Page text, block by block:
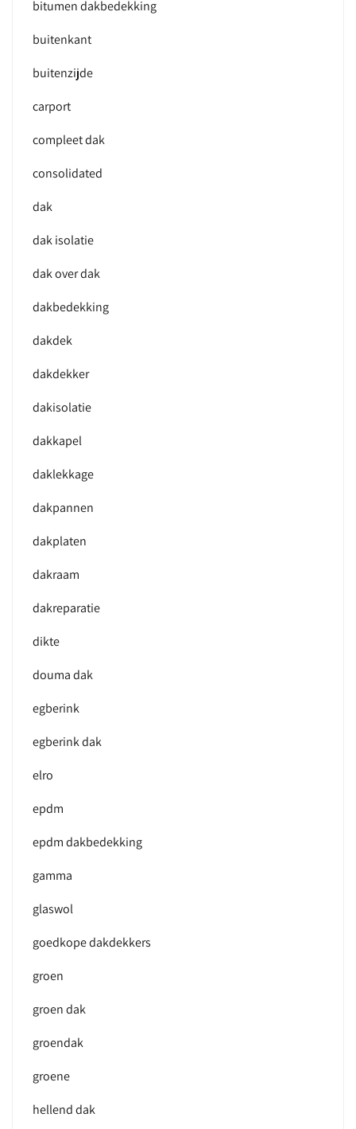
bitumen dakbedekking
buitenkant
buitenzijde
carport
compleet dak
consolidated
dak
dak isolatie
dak over dak
dakbedekking
dakdek
dakdekker
dakisolatie
dakkapel
daklekkage
dakpannen
dakplaten
dakraam
dakreparatie
dikte
douma dak
egberink
egberink dak
elro
epdm
epdm dakbedekking
gamma
glaswol
goedkope dakdekkers
groen
groen dak
groendak
groene
hellend dak